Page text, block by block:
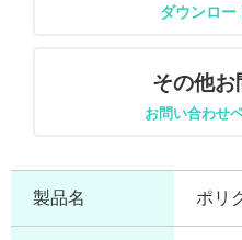
ダウンロー
その他お
お問い合わせ
製品名 ポリ